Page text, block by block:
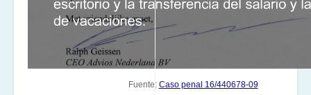
Fuente: Caso penal 16/440678-09